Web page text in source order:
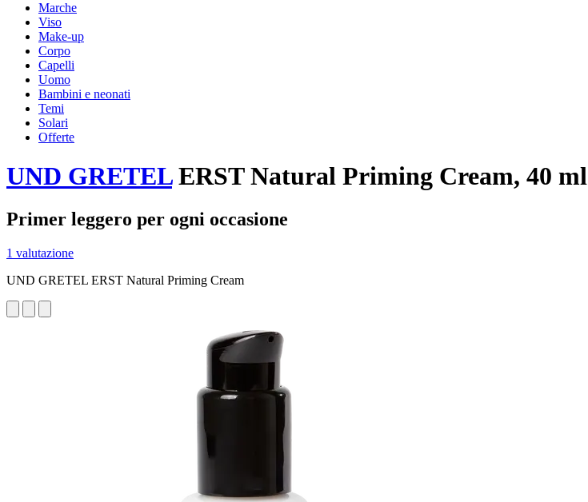
Marche
Viso
Make-up
Corpo
Capelli
Uomo
Bambini e neonati
Temi
Solari
Offerte
UND GRETELERST Natural Priming Cream, 40 ml
Primer leggero per ogni occasione
1 valutazione
UND GRETEL ERST Natural Priming Cream